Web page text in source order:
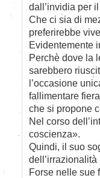
dall’invidia per
Che ci sia di
preferirebbe
Evidentemente
Perchè dove la
sarebbero
l’occasione
fallimentare
che si propone
Nel corso
coscienza».
Quindi, il suo
Forse nelle sue